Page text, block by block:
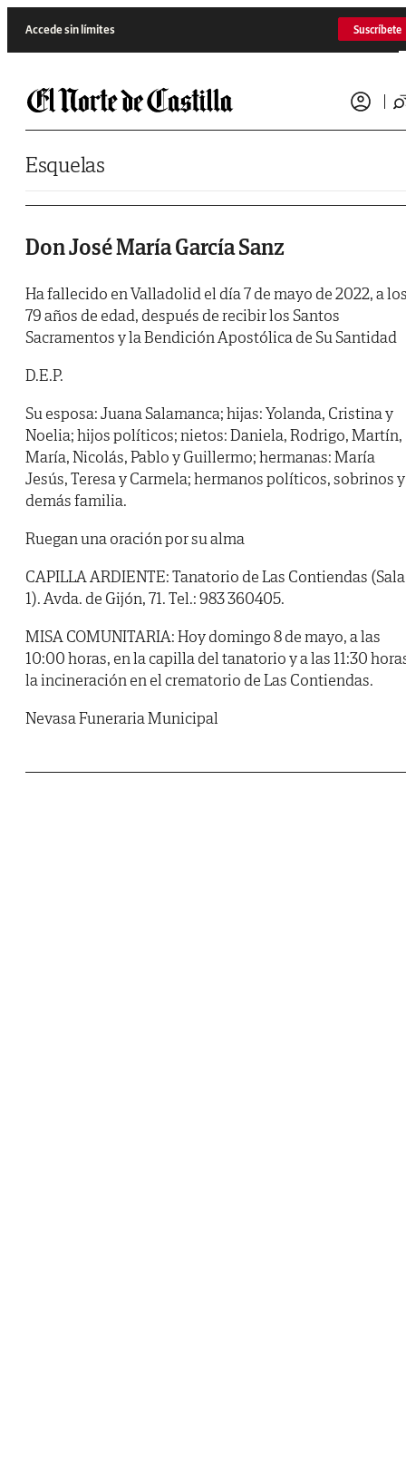
Accede sin límites Suscríbete
Esquelas
Don José María García Sanz
Ha fallecido en Valladolid el día 7 de mayo de 2022, a
79 años de edad, después de recibir los Santos
Sacramentos y la Bendición Apostólica de Su Santidad
D.E.P.
Su esposa: Juana Salamanca; hijas: Yolanda, Cristina y
Noelia; hijos políticos; nietos: Daniela, Rodrigo, Martín,
María, Nicolás, Pablo y Guillermo; hermanas: María
Jesús, Teresa y Carmela; hermanos políticos, sobrinos y
demás familia.
Ruegan una oración por su alma
CAPILLA ARDIENTE: Tanatorio de Las Contiendas (Sala
1). Avda. de Gijón, 71. Tel.: 983 360405.
MISA COMUNITARIA: Hoy domingo 8 de mayo, a las
10:00 horas, en la capilla del tanatorio y a las 11:30
la incineración en el crematorio de Las Contiendas.
Nevasa Funeraria Municipal